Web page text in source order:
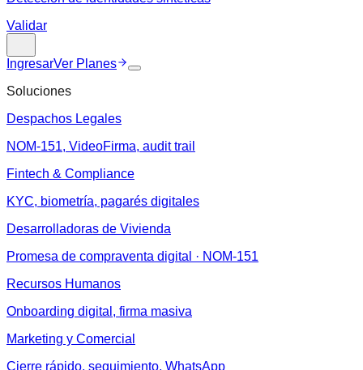
Validar
IngresarVer Planes
Soluciones
Despachos Legales
NOM-151, VideoFirma, audit trail
Fintech & Compliance
KYC, biometría, pagarés digitales
Desarrolladoras de Vivienda
Promesa de compraventa digital · NOM-151
Recursos Humanos
Onboarding digital, firma masiva
Marketing y Comercial
Cierre rápido, seguimiento, WhatsApp